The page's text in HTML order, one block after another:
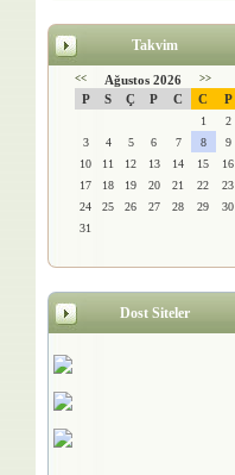
Takvim
<< Ağustos 2026 >>
P S Ç P C C P
1
2
3
4 5 6 7 8
9
10
11 12 13 14 15
16
17
18 19 20 21 22
23
24
25 26 27 28 29
30
31
Dost Siteler